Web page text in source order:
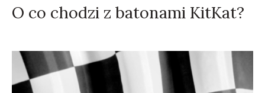
O co chodzi z batonami KitKat?